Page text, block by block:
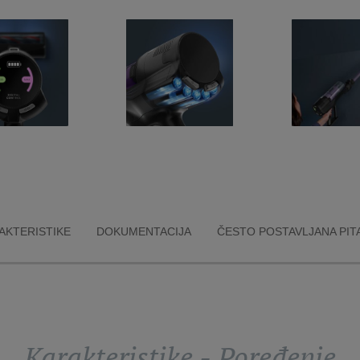
DOKUMENTACIJA ČESTO POSTAVLJANA